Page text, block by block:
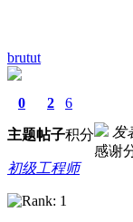
brutut
0
主题
2
帖子
6
积分
初级工程师
发
感谢